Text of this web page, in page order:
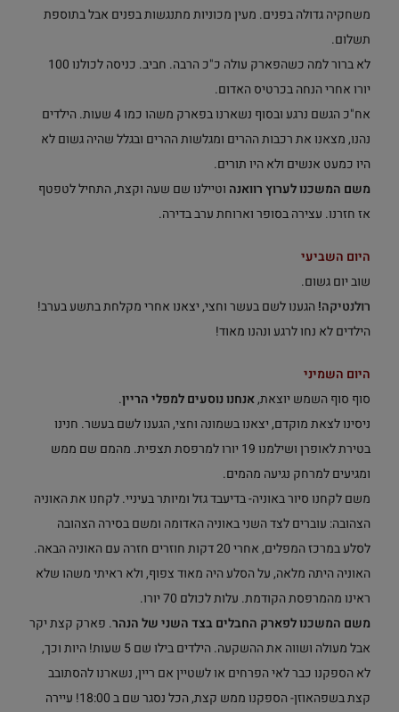
משחקיה גדולה בפנים. מעין מכוניות מתנגשות בפנים אבל בתוספת
תשלום.
לא ברור למה כשהפארק עולה כ"כ הרבה. חביב. כניסה לכולנו 100
יורו אחרי הנחה בכרטיס האדום.
אח"כ הגשם נרגע ובסוף נשארנו בפארק משהו כמו 4 שעות. הילדים
נהנו, מצאנו את רכבות ההרים ומגלשות ההרים ובגלל שהיה גשום לא
היו כמעט אנשים ולא היו תורים.
משם המשכנו לערוץ רוואנה וטיילנו שם שעה וקצת, התחיל לטפטף
אז חזרנו. עצירה בסופר וארוחת ערב בדירה.
היום השביעי
שוב יום גשום.
רולנטיקה! הגענו לשם בעשר וחצי, יצאנו אחרי מקלחת בתשע בערב!
הילדים לא נחו לרגע ונהנו מאוד!
היום השמיני
סוף סוף השמש יוצאת,אנחנו נוסעים למפלי הריין.
ניסינו לצאת מוקדם, יצאנו בשמונה וחצי, הגענו לשם בעשר. חנינו
בטירת לאופרן ושילמנו 19 יורו למרפסת תצפית. מהמם שם ממש
ומגיעים למרחק נגיעה מהמים.
משם לקחנו סיור באוניה- בדיעבד גזל ומיותר בעיניי. לקחנו את האוניה
הצהובה: עוברים לצד השני באוניה האדומה ומשם בסירה הצהובה
לסלע במרכז המפלים, אחרי 20 דקות חוזרים חזרה עם האוניה הבאה.
האוניה היתה מלאה, על הסלע היה מאוד צפוף, ולא ראיתי משהו שלא
ראינו מהמרפסת הקודמת. עלות לכולם 70 יורו.
משם המשכנו לפארק החבלים בצד השני של הנהר. פארק קצת יקר
אבל מעולה ושווה את ההשקעה. הילדים בילו שם 5 שעות! היות וכך,
לא הספקנו כבר לאי הפרחים או לשטיין אם ריין, נשארנו להסתובב
קצת בשפהאוזן- הספקנו ממש קצת, הכל נסגר שם ב 18:00! עיירה